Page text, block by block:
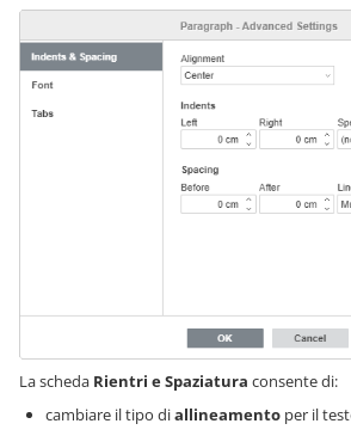
La scheda Rientri e Spaziatura consente di:
cambiare il tipo diallineamento per il